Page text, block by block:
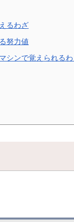
るわざ
努力値
シンで覚えられる